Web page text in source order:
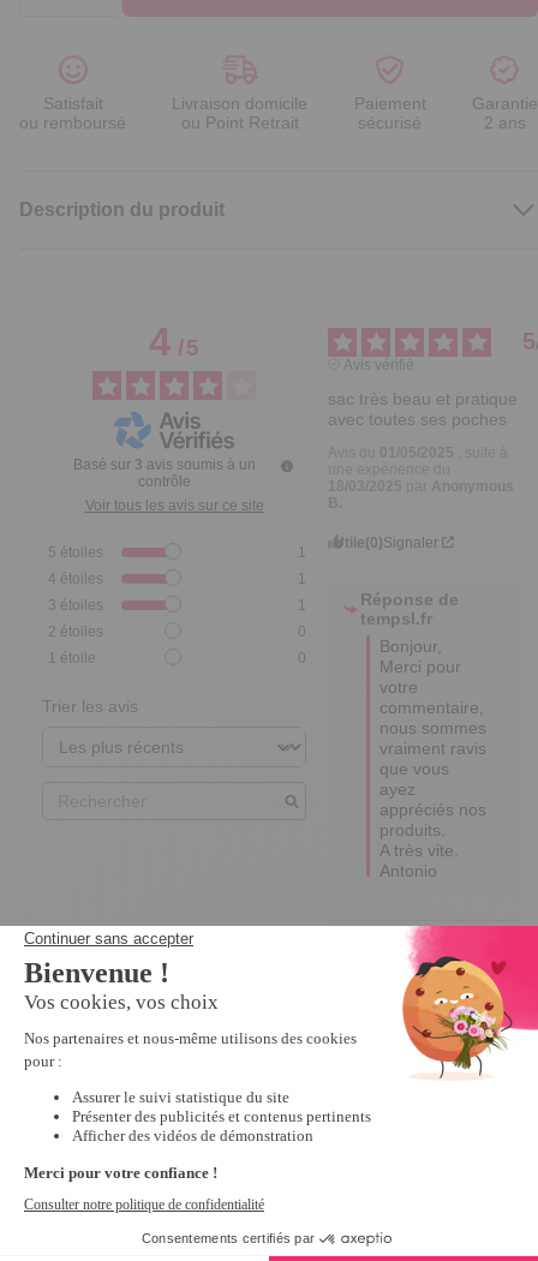
Satisfait
ou remboursé
Livraison domicile
ou Point Retrait
Paiement
sécurisé
Garantie
2 ans
Description du produit
4/5
Basé sur 3 avis soumis à un
contrôle
Voir tous les avis sur ce site
5 étoiles
1
4 étoiles
1
3 étoiles
1
2 étoiles
0
1 étoile 0
Trier les avis
5
Avis vérifié
sac très beau et pratique
avec toutes ses poches
Utile(0)Signaler
Réponse de
tempsl.fr
Bonjour,
Merci pour
votre
commentaire,
nous sommes
vraiment ravis
que vous
ayez
appréciés nos
produits.
A très vite.
Antonio
Avis vérifié
Le sac est beau et
fonctionnel mais le cuir
est fin et très fragile.
une expérience du
05/05/2020